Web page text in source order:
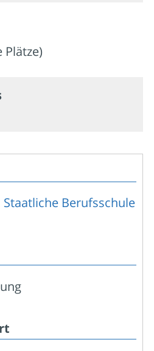
Staatliche Berufsschule